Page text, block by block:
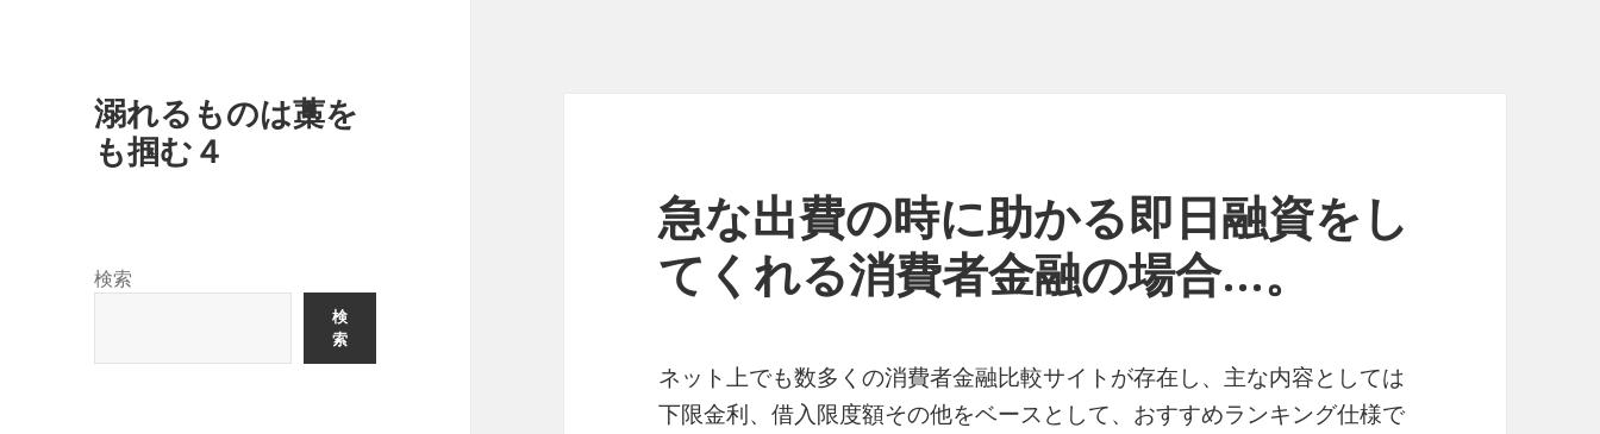
溺れるものは藁を
も掴む４
検索
検
索
急な出費の時に助かる即日融資をし
てくれる消費者金融の場合…。
ネット上でも数多くの消費者金融比較サイトが存在し、主な内容としては
下限金利、借入限度額その他をベースとして、おすすめランキング仕様で